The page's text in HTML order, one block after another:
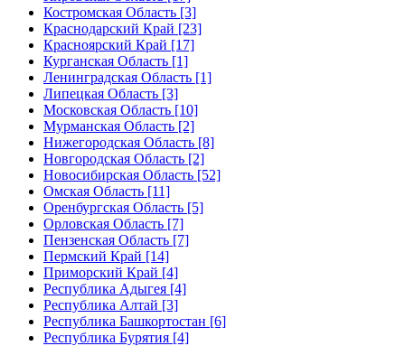
Костромская Область [3]
Краснодарский Край [23]
Красноярский Край [17]
Курганская Область [1]
Ленинградская Область [1]
Липецкая Область [3]
Московская Область [10]
Мурманская Область [2]
Нижегородская Область [8]
Новгородская Область [2]
Новосибирская Область [52]
Омская Область [11]
Оренбургская Область [5]
Орловская Область [7]
Пензенская Область [7]
Пермский Край [14]
Приморский Край [4]
Республика Адыгея [4]
Республика Алтай [3]
Республика Башкортостан [6]
Республика Бурятия [4]